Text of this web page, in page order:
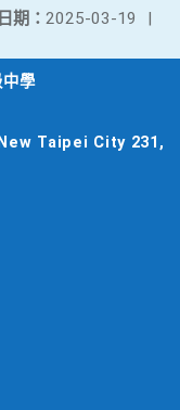
期： 2025-03-19 |
學
Taipei City 231,